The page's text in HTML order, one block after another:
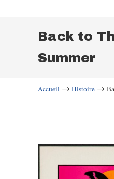
Back to
Summer
Accueil → Histoire →